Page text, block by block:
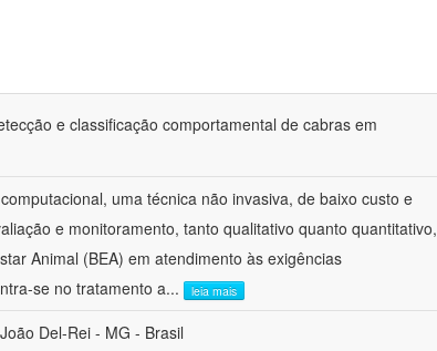
e classificação comportamental de cabras em
uma técnica não invasiva, de baixo custo e
e monitoramento, tanto qualitativo quanto quantitativo,
Animal (BEA) em atendimento às exigências
se no tratamento a... leia mais
Del-Rei - MG - Brasil